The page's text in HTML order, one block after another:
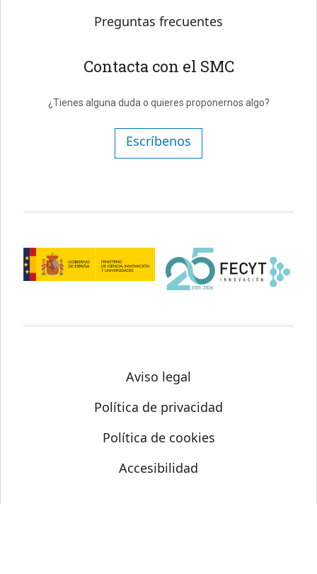
Preguntas frecuentes
Contacta con el SMC
¿Tienes alguna duda o quieres proponernos algo?
Escríbenos
Aviso legal
Política de privacidad
Política de cookies
Accesibilidad